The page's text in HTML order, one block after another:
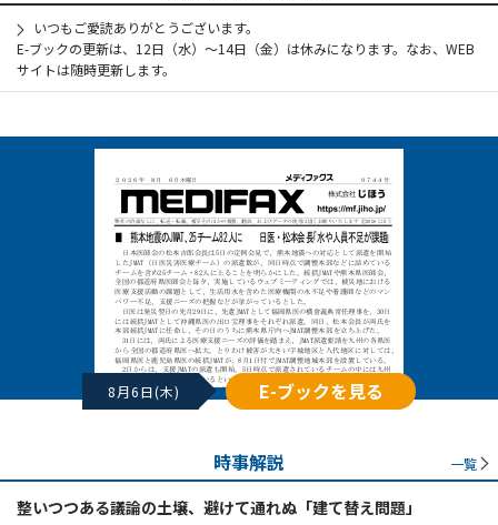
いつもご愛読ありがとうございます。
E-ブックの更新は、12日（水）～14日（金）は休みになります。なお、WEB
サイトは随時更新します。
8月6日(木) E-ブックを見る
時事解説 一覧
整いつつある議論の土壌、避けて通れぬ「建て替え問題」